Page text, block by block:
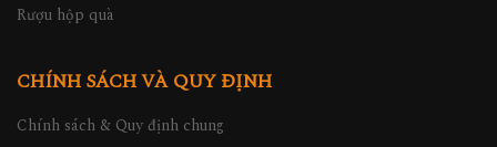
Rượu hộp quà
CHÍNH SÁCH VÀ QUY ĐỊNH
Chính sách & Quy định chung